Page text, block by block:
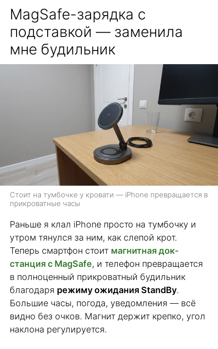
MagSafe-зарядка с
подставкой — заменила
мне будильник
Стоит на тумбочке у кровати — iPhone превращается в
прикроватные часы
Раньше я клал iPhone просто на тумбочку и
утром тянулся за ним, как слепой крот.
Теперь смартфон стоит магнитная док-
станция с MagSafe, и телефон превращается
в полноценный прикроватный будильник
благодаря режиму ожидания StandBy.
Большие часы, погода, уведомления — всё
видно без очков. Магнит держит крепко, угол
наклона регулируется.